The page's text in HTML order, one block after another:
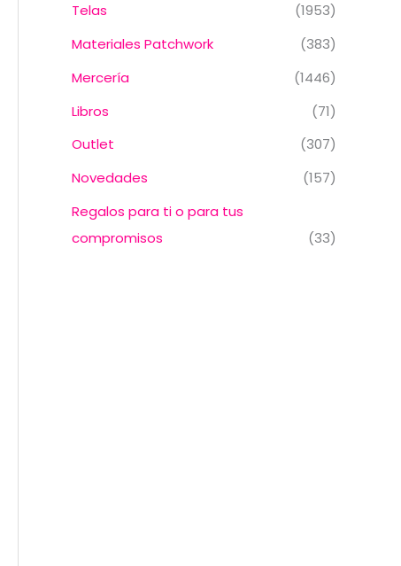
Telas
(1953)
Materiales Patchwork
(383)
Mercería
(1446)
Libros
(71)
Outlet
(307)
Novedades
(157)
Regalos para ti o para tus
compromisos
(33)